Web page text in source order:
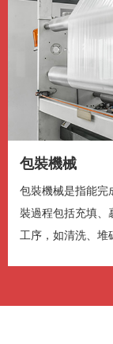
背景
字体尺寸
字体边缘样式
字体库
包裝機械
包裝機械是指能完
裝過程包括充填、
工序，如清洗、堆